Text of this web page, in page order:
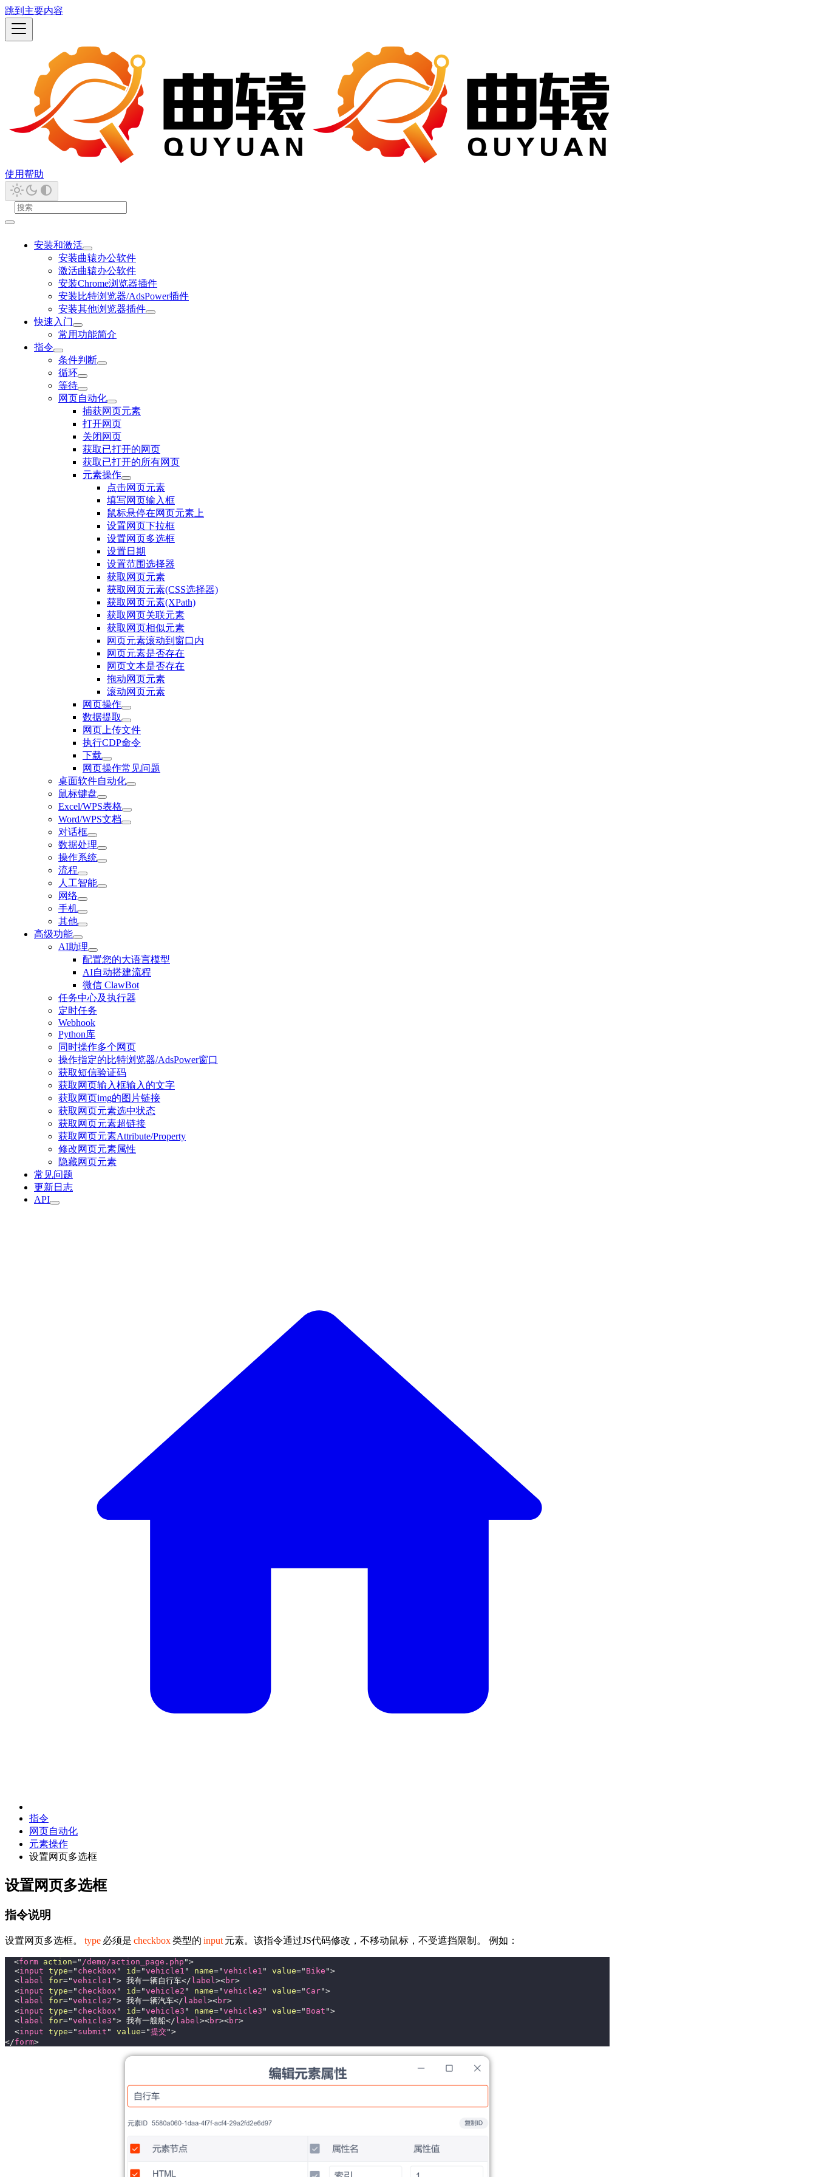
跳到主要内容
使用帮助
安装和激活
安装曲辕办公软件
激活曲辕办公软件
安装Chrome浏览器插件
安装比特浏览器/AdsPower插件
安装其他浏览器插件
快速入门
常用功能简介
指令
条件判断
循环
等待
网页自动化
捕获网页元素
打开网页
关闭网页
获取已打开的网页
获取已打开的所有网页
元素操作
点击网页元素
填写网页输入框
鼠标悬停在网页元素上
设置网页下拉框
设置网页多选框
设置日期
设置范围选择器
获取网页元素
获取网页元素(CSS选择器)
获取网页元素(XPath)
获取网页关联元素
获取网页相似元素
网页元素滚动到窗口内
网页元素是否存在
网页文本是否存在
拖动网页元素
滚动网页元素
网页操作
数据提取
网页上传文件
执行CDP命令
下载
网页操作常见问题
桌面软件自动化
鼠标键盘
Excel/WPS表格
Word/WPS文档
对话框
数据处理
操作系统
流程
人工智能
网络
手机
其他
高级功能
AI助理
配置您的大语言模型
AI自动搭建流程
微信 ClawBot
任务中心及执行器
定时任务
Webhook
Python库
同时操作多个网页
操作指定的比特浏览器/AdsPower窗口
获取短信验证码
获取网页输入框输入的文字
获取网页img的图片链接
获取网页元素选中状态
获取网页元素超链接
获取网页元素Attribute/Property
修改网页元素属性
隐藏网页元素
常见问题
更新日志
API
指令
网页自动化
元素操作
设置网页多选框
设置网页多选框
指令说明
设置网页多选框。 type 必须是 checkbox类型的 input 元素。该指令通过JS代码修改，不移动鼠标，不受遮挡限制。 例如：
<form action=" /demo/action_page.php ">
<input type=" checkbox " id="vehicle1 " name="vehicle1 " value=" Bike ">
<label for="vehicle1 "> 我有一辆自行车</label ><br>
<input type=" checkbox " id="vehicle2 " name="vehicle2 " value=" Car">
<label for="vehicle2 "> 我有一辆汽车</label ><br>
<input type=" checkbox " id="vehicle3 " name="vehicle3 " value=" Boat ">
<label for="vehicle3 "> 我有一艘船</label ><br><br>
<input type=" submit " value="提交 ">
</form>